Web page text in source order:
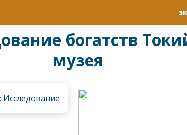
богатств
музея